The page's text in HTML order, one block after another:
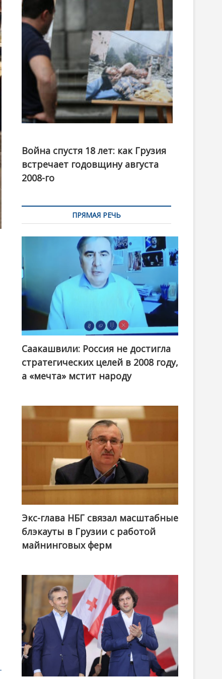
o
n
канал
Война спустя 18 лет: как Грузия
встречает годовщину августа
2008-го
ПРЯМАЯ РЕЧЬ
Саакашвили: Россия не достигла
стратегических целей в 2008 году,
а «мечта» мстит народу
Экс-глава НБГ связал масштабные
блэкауты в Грузии с работой
майнинговых ферм